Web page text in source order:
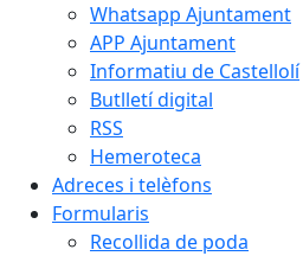
Whatsapp Ajuntament
APP Ajuntament
Informatiu de Castellolí
Butlletí digital
RSS
Hemeroteca
Adreces i telèfons
Formularis
Recollida de poda